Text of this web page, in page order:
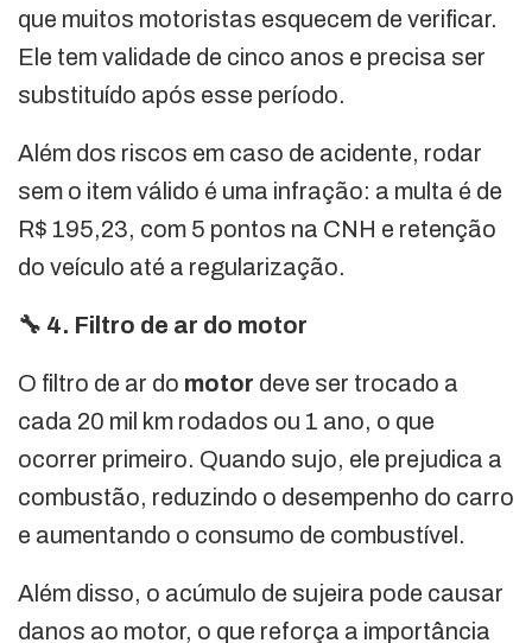
que muitos motoristas esquecem de verificar.
Ele tem validade de cinco anos e precisa ser
substituído após esse período.
Além dos riscos em caso de acidente, rodar
sem o item válido é uma infração: a multa é de
R$ 195,23, com 5 pontos na CNH e retenção
do veículo até a regularização.
🔧 4. Filtro de ar do motor
O filtro de ar do motor deve ser trocado a
cada 20 mil km rodados ou 1 ano, o que
ocorrer primeiro. Quando sujo, ele prejudica a
combustão, reduzindo o desempenho do carro
e aumentando o consumo de combustível.
Além disso, o acúmulo de sujeira pode causar
danos ao motor, o que reforça a importância